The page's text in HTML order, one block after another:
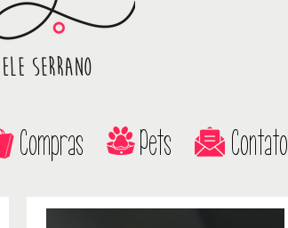
Compras Pets Contato